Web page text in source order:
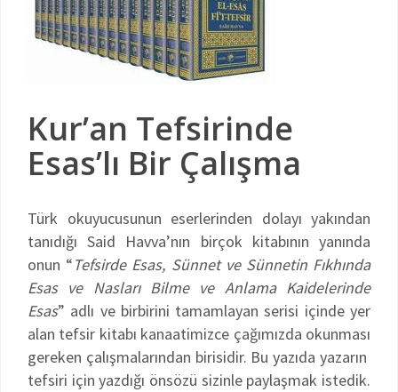
Kur’an Tefsirinde
Esas’lı Bir Çalışma
Türk okuyucusunun eserlerinden dolayı yakından
tanıdığı Said Havva’nın birçok kitabının yanında
onun “Tefsirde Esas, Sünnet ve Sünnetin Fıkhında
Esas ve Nasları Bilme ve Anlama Kaidelerinde
Esas” adlı ve birbirini tamamlayan serisi içinde yer
alan tefsir kitabı kanaatimizce çağımızda okunması
gereken çalışmalarından birisidir. Bu yazıda yazarın
tefsiri için yazdığı önsözü sizinle paylaşmak istedik.